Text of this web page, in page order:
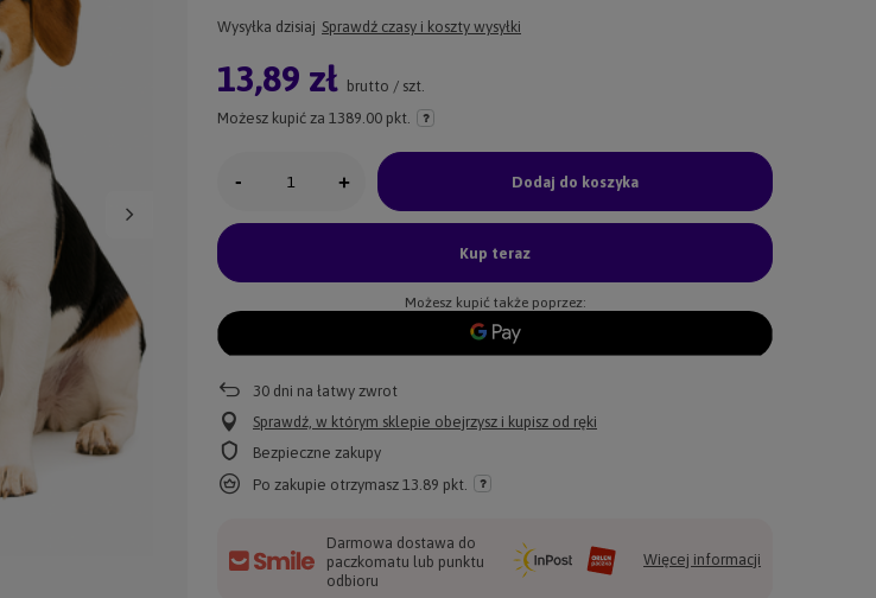
Wysyłka dzisiaj Sprawdź czasy i koszty wysyłki
13,89 zł brutto / szt.
Możesz kupić za 1389.00 pkt.
- + Dodaj do koszyka
Kup teraz
Możesz kupić także poprzez:
30 dni na łatwy zwrot
Sprawdź, w którym sklepie obejrzysz i kupisz od ręki
Bezpieczne zakupy
Po zakupie otrzymasz 13.89 pkt.
Darmowa dostawa do
paczkomatu lub punktu
odbioru
Więcej informacji